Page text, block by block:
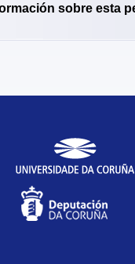
sobre esta